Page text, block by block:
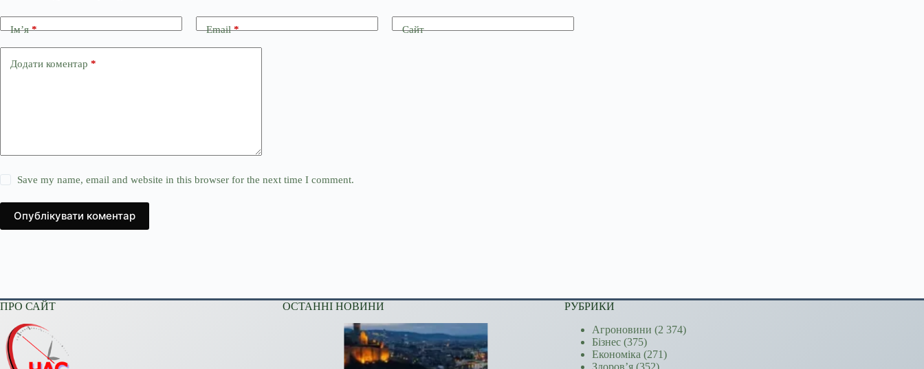
Ім’я* Email* Сайт
Додати коментар *
Save my name, email and website in this browser for the next time I comment.
Опублікувати коментар
ПРО САЙТ ОСТАННІ НОВИНИ
РУБРИКИ
Агроновини (2 374)
Бізнес (375)
Економіка (271)
Здоров’я (352)